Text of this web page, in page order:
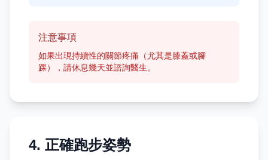
注意事項
如果出現持續性的關節疼痛（尤其是膝蓋或腳
踝），請休息幾天並諮詢醫生。
4. 正確跑步姿勢